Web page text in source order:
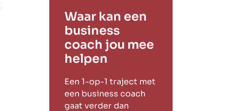
Waar kan een
business
coach jou mee
helpen
Een 1-op-1 traject met
een business coach
gaat verder dan